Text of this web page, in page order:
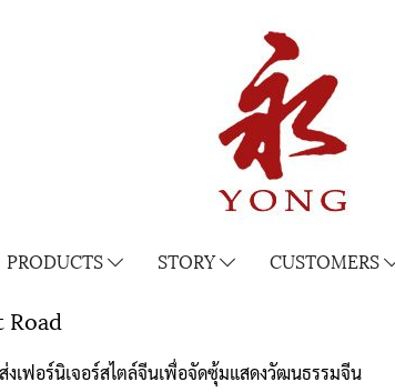
PRODUCTS STORY CUSTOMERS
Road
เฟอร์นิเจอร์สไตล์จีนเพื่อจัดซุ้มแสดงวัฒนธรรมจีน